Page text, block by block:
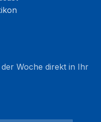
Woche direkt in Ihr